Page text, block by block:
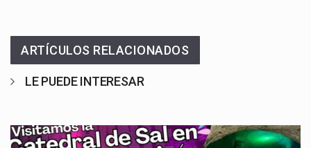
ARTÍCULOS RELACIONADOS
LE PUEDE INTERESAR